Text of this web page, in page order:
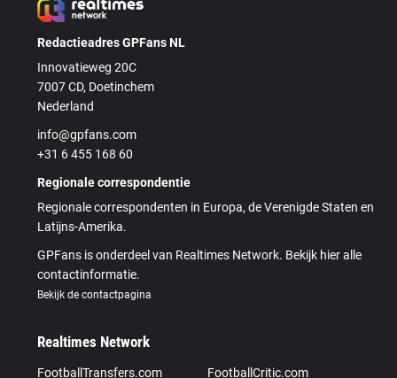
Redactieadres GPFans NL
Innovatieweg 20C
7007 CD, Doetinchem
Nederland
info@gpfans.com
+31 6 455 168 60
Regionale correspondentie
Regionale correspondenten in Europa, de Verenigde Staten en
Latijns-Amerika.
GPFans is onderdeel van Realtimes Network. Bekijk hier alle
contactinformatie.
Bekijk de contactpagina
Realtimes Network
FootballTransfers.com FootballCritic.com